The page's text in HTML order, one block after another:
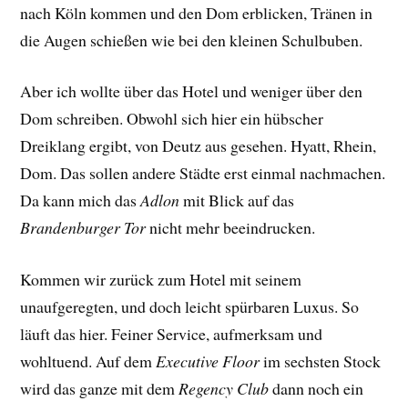
nach Köln kommen und den Dom erblicken, Tränen in
die Augen schießen wie bei den kleinen Schulbuben.
Aber ich wollte über das Hotel und weniger über den
Dom schreiben. Obwohl sich hier ein hübscher
Dreiklang ergibt, von Deutz aus gesehen. Hyatt, Rhein,
Dom. Das sollen andere Städte erst einmal nachmachen.
Da kann mich dasAdlonmit Blick auf das
Brandenburger Tornicht mehr beeindrucken.
Kommen wir zurück zum Hotel mit seinem
unaufgeregten, und doch leicht spürbaren Luxus. So
läuft das hier. Feiner Service, aufmerksam und
wohltuend. Auf demExecutive Floorim sechsten Stock
wird das ganze mit demRegency Clubdann noch ein